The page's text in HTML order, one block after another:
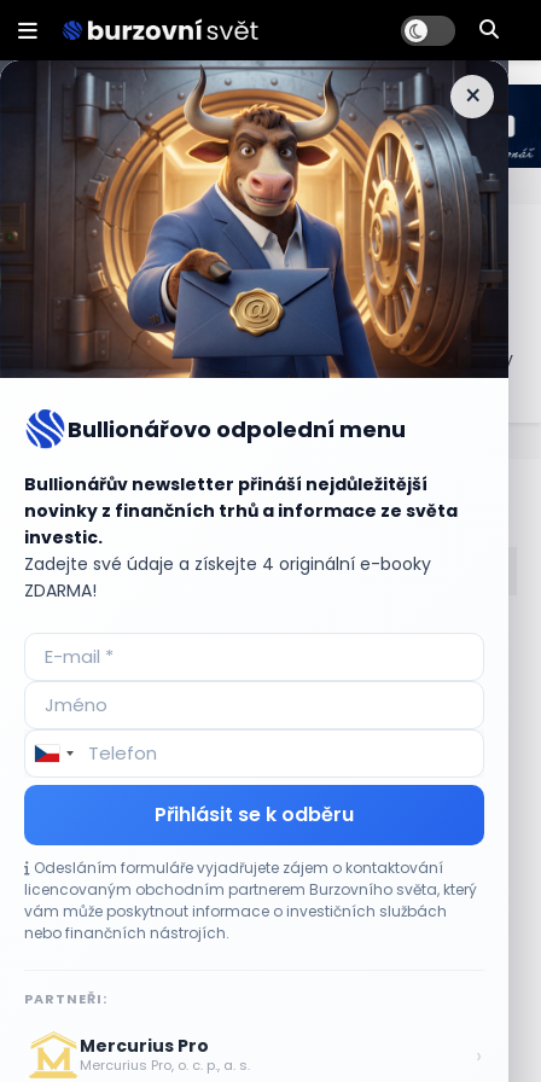
×
Bullionářovo odpolední menu
Bullionářův newsletter přináší nejdůležitější
novinky z finančních trhů a informace ze světa
investic.
Zadejte své údaje a získejte 4 originální e-booky
ZDARMA!
Přihlásit se k odběru
Odesláním formuláře vyjadřujete zájem o kontaktování
licencovaným obchodním partnerem Burzovního světa, který
vám může poskytnout informace o investičních službách
nebo finančních nástrojích.
PARTNEŘI:
Mercurius Pro
Mercurius Pro, o. c. p., a. s. ›
Liquidity ratios
Poměry likvidity jsou ukazatele používané k vyhodnocení
schopnosti společnosti splácet krátkodobé závazky.
Zahrnují poměr okamžité likvidity, poměr okamžité likvidity
a poměr současné likvidity.
Bullionářův slovníček
Accumulate
ADR (Americké
depozitní certifikáty)
Advokátní úschova
Akcie
Akcie kmenová
Akcie na doručitele
Akcie prioritní
Akciové riziko (Risk On
Shares)
Akciové trhy
Akontace
(AUV)
Alokace
Alokace (IPO)
Komoditní trhy
Kontinuální režim
Korporátní dluhopisy
Kotovaná měna
Krátká pozice
Krátká pozice (short
selling)
Krátký klient
Křížový kurz
Kurz cenného papíru